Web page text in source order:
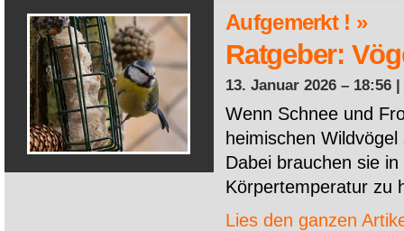
Aufgemerkt ! »
Ratgeber:
13. Januar 2026 – 18:56 |
Wenn Schnee und
heimischen
Dabei brauchen sie
Körpertemperatur zu
Lies den ganzen